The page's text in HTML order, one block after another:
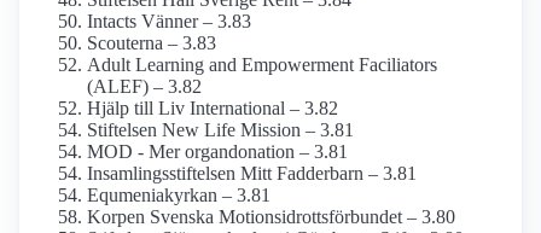
Intacts Vänner – 3.83
Scouterna – 3.83
Adult Learning and Empowerment Faciliators
(ALEF) – 3.82
Hjälp till Liv International – 3.82
Stiftelsen New Life Mission – 3.81
MOD - Mer organ­donation – 3.81
Insamlings­stiftelsen Mitt Fadderbarn – 3.81
Equmenia­kyrkan – 3.81
Korpen Svenska Motionsidrottsförbundet – 3.80